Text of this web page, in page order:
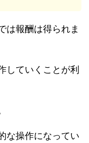
は報酬は得られま
していくことが利
な操作になってい